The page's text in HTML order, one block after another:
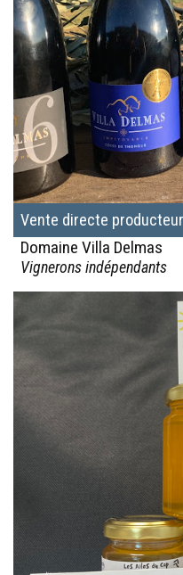
Vente directe producteur
Domaine Villa Delmas
Vignerons indépendants